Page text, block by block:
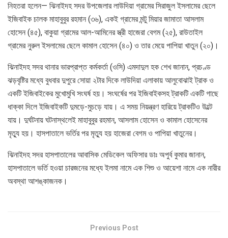
নিহতরা হলেন— ঝিনাইদহ সদর উপজেলার লাউদিয়া গ্রামের সিরাজুল ইসলামের ছেলে
ইজিবাইক চালক মাহাবুবুর রহমান (৩৬), একই গ্রামের মন্টু মিয়ার জামাতা আসলাম
হোসেন (৪৫), বাকুয়া গ্রামের আল-আমিনের স্ত্রী হাজেরা বেগম (২৫), রাউতাইল
গ্রামের নুরুল ইসলামের ছেলে কামাল হোসেন (৪০) ও তার মেয়ে পাপিয়া খাতুন (২০)।
ঝিনাইদহ সদর থানার ভারপ্রাপ্ত কর্মকর্তা (ওসি) এমদাদুল হক শেখ জানান, প্রচণ্ড
ঝড়বৃষ্টির মধ্যে বুধবার দুপুরে সোয়া ২টার দিকে লাউদিয়া এলাকায় আলুবোঝাই ট্রাক ও
একটি ইজিবাইকের মুখোমুখি সংঘর্ষ হয়। সংঘর্ষের পর ইজিবাইকসহ ট্রাকটি একটি গাছে
ধাক্কা দিলে ইজিবাইকটি দুমড়ে-মুচড়ে যায়। এ সময় নিয়ন্ত্রণ হারিয়ে ট্রাকটিও উল্টে
যায়। দুর্ঘটনায় ঘটনাস্থলেই মাহাবুবুর রহমান, আসলাম হোসেন ও কামাল হোসেনের
মৃত্যু হয়। হাসপাতালে ভর্তির পর মৃত্যু হয় হাজেরা বেগম ও পাপিয়া খাতুনের।
ঝিনাইদহ সদর হাসপাতালের আবাসিক মেডিকেল অফিসার ডাঃ অপুর্ব কুমার জানান,
হাসপাতালে ভর্তি হওয়া চারজনের মধ্যে ইলমা নামে এক শিশু ও আয়েশা নামে এক নারীর
অবস্থা আশঙ্কাজনক।
Previous Post